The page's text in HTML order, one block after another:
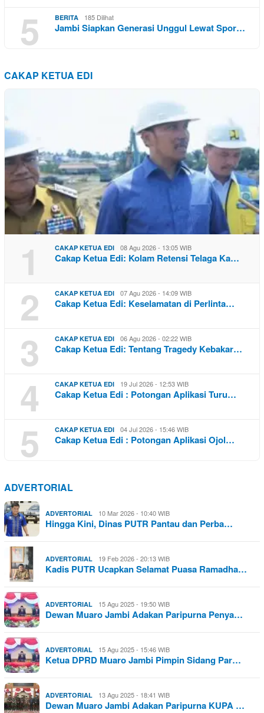
5 BERITA 185 Dilihat
Jambi Siapkan Generasi Unggul Lewat Spor…
CAKAP KETUA EDI
1 CAKAP KETUA EDI 08 Agu 2026 - 13:05 WIB
Cakap Ketua Edi: Kolam Retensi Telaga Ka…
2 CAKAP KETUA EDI 07 Agu 2026 - 14:09 WIB
Cakap Ketua Edi: Keselamatan di Perlinta…
3 CAKAP KETUA EDI 06 Agu 2026 - 02:22 WIB
Cakap Ketua Edi: Tentang Tragedy Kebakar…
4 CAKAP KETUA EDI 19 Jul 2026 - 12:53 WIB
Cakap Ketua Edi : Potongan Aplikasi Turu…
5 CAKAP KETUA EDI 04 Jul 2026 - 15:46 WIB
Cakap Ketua Edi : Potongan Aplikasi Ojol…
ADVERTORIAL
ADVERTORIAL 10 Mar 2026 - 10:40 WIB
Hingga Kini, Dinas PUTR Pantau dan Perba…
ADVERTORIAL 19 Feb 2026 - 20:13 WIB
Kadis PUTR Ucapkan Selamat Puasa Ramadha…
ADVERTORIAL 15 Agu 2025 - 19:50 WIB
Dewan Muaro Jambi Adakan Paripurna Penya…
ADVERTORIAL 15 Agu 2025 - 15:46 WIB
Ketua DPRD Muaro Jambi Pimpin Sidang Par…
ADVERTORIAL 13 Agu 2025 - 18:41 WIB
Dewan Muaro Jambi Adakan Paripurna KUPA …